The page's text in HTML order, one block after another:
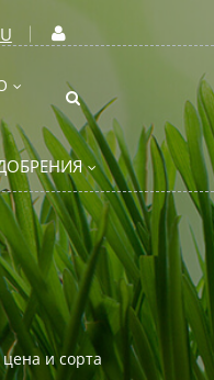
и сорта